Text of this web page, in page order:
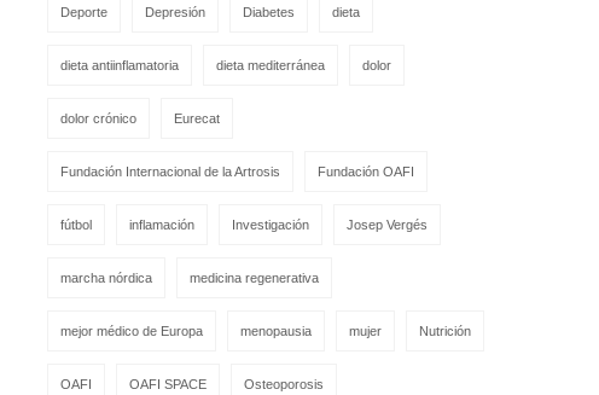
Deporte Depresión Diabetes dieta
dieta antiinflamatoria dieta mediterránea dolor
dolor crónico Eurecat
Fundación Internacional de la Artrosis Fundación OAFI
fútbol inflamación Investigación Josep Vergés
marcha nórdica medicina regenerativa
mejor médico de Europa menopausia mujer Nutrición
OAFI OAFI SPACE Osteoporosis